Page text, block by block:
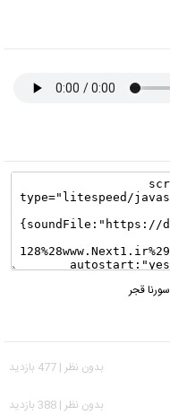
سورنا قجر
بدون نظر | 477 بازدید
بدون نظر | 388 بازدید